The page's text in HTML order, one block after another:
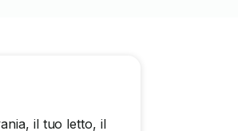
il tuo letto, il